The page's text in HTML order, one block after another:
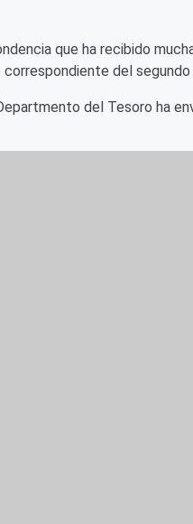
que ha recibido
del
del Tesoro ha